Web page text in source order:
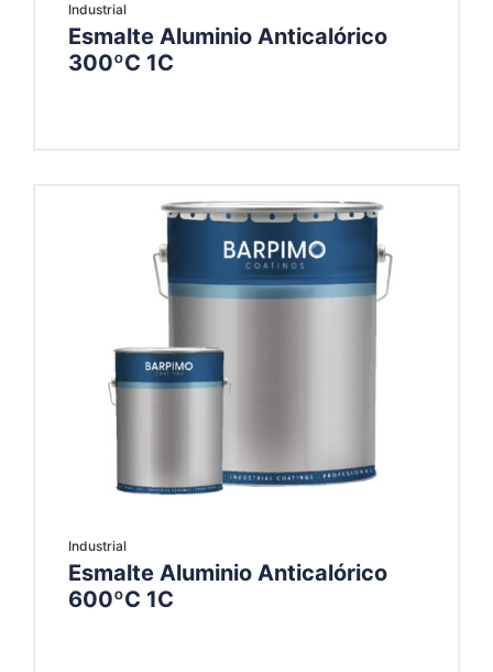
Industrial
Esmalte Aluminio Anticalórico
300ºC 1C
Industrial
Esmalte Aluminio Anticalórico
600ºC 1C